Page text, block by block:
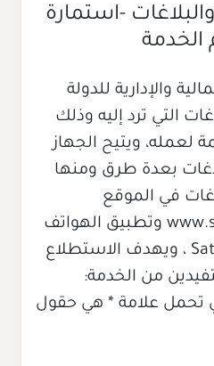
-استمارة
الخدمة
والإدارية للدولة
التي ترد إليه وذلك
لعمله، ويتيح الجهاز
بعدة طرق ومنها
في الموقع
الإلكتروني www.sai.gov.om وتطبيق الهواتف
الذكية Sate Audit Oman ، ويهدف الاستطلاع
من الخدمة:
تحمل علامة * هي حقول